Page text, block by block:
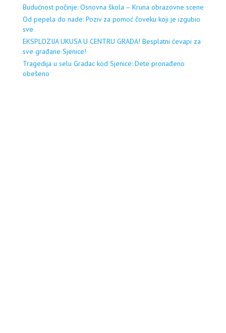
Budućnost počinje: Osnovna škola – Kruna obrazovne scene
Od pepela do nade: Poziv za pomoć čoveku koji je izgubio
sve
EKSPLOZIJA UKUSA U CENTRU GRADA! Besplatni ćevapi za
sve građane Sjenice!
Tragedija u selu Gradac kod Sjenice: Dete pronađeno
obešeno